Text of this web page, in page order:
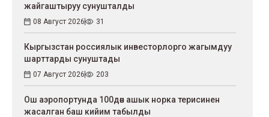
жайгаштыруу сунушталды
08 Август 2026 31
Кыргызстан россиялык инвесторлорго жагымдуу
шарттарды сунуштады
07 Август 2026 203
Ош аэропортунда 100дөн ашык норка терисинен
жасалган баш кийим табылды